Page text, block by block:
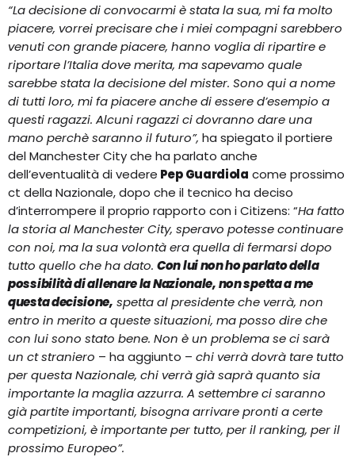
“La decisione di convocarmi è stata la sua, mi fa molto
piacere, vorrei precisare che i miei compagni sarebbero
venuti con grande piacere, hanno voglia di ripartire e
riportare l’Italia dove merita, ma sapevamo quale
sarebbe stata la decisione del mister. Sono qui a nome
di tutti loro, mi fa piacere anche di essere d’esempio a
questi ragazzi. Alcuni ragazzi ci dovranno dare una
mano perchè saranno il futuro”, ha spiegato il portiere
del Manchester City che ha parlato anche
dell’eventualità di vedere Pep Guardiola come prossimo
ct della Nazionale, dopo che il tecnico ha deciso
d’interrompere il proprio rapporto con i Citizens: “Ha fatto
la storia al Manchester City, speravo potesse continuare
con noi, ma la sua volontà era quella di fermarsi dopo
tutto quello che ha dato. Con lui non ho parlato della
possibilità di allenare la Nazionale, non spetta a me
questa decisione, spetta al presidente che verrà, non
entro in merito a queste situazioni, ma posso dire che
con lui sono stato bene. Non è un problema se ci sarà
un ct straniero – ha aggiunto – chi verrà dovrà tare tutto
per questa Nazionale, chi verrà già saprà quanto sia
importante la maglia azzurra. A settembre ci saranno
già partite importanti, bisogna arrivare pronti a certe
competizioni, è importante per tutto, per il ranking, per il
prossimo Europeo”.